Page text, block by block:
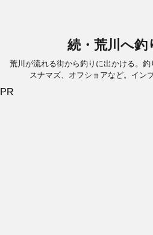
続・荒川へ釣
荒川が流れる街から釣りに出かける。
スナマズ、オフショアなど。イン
PR